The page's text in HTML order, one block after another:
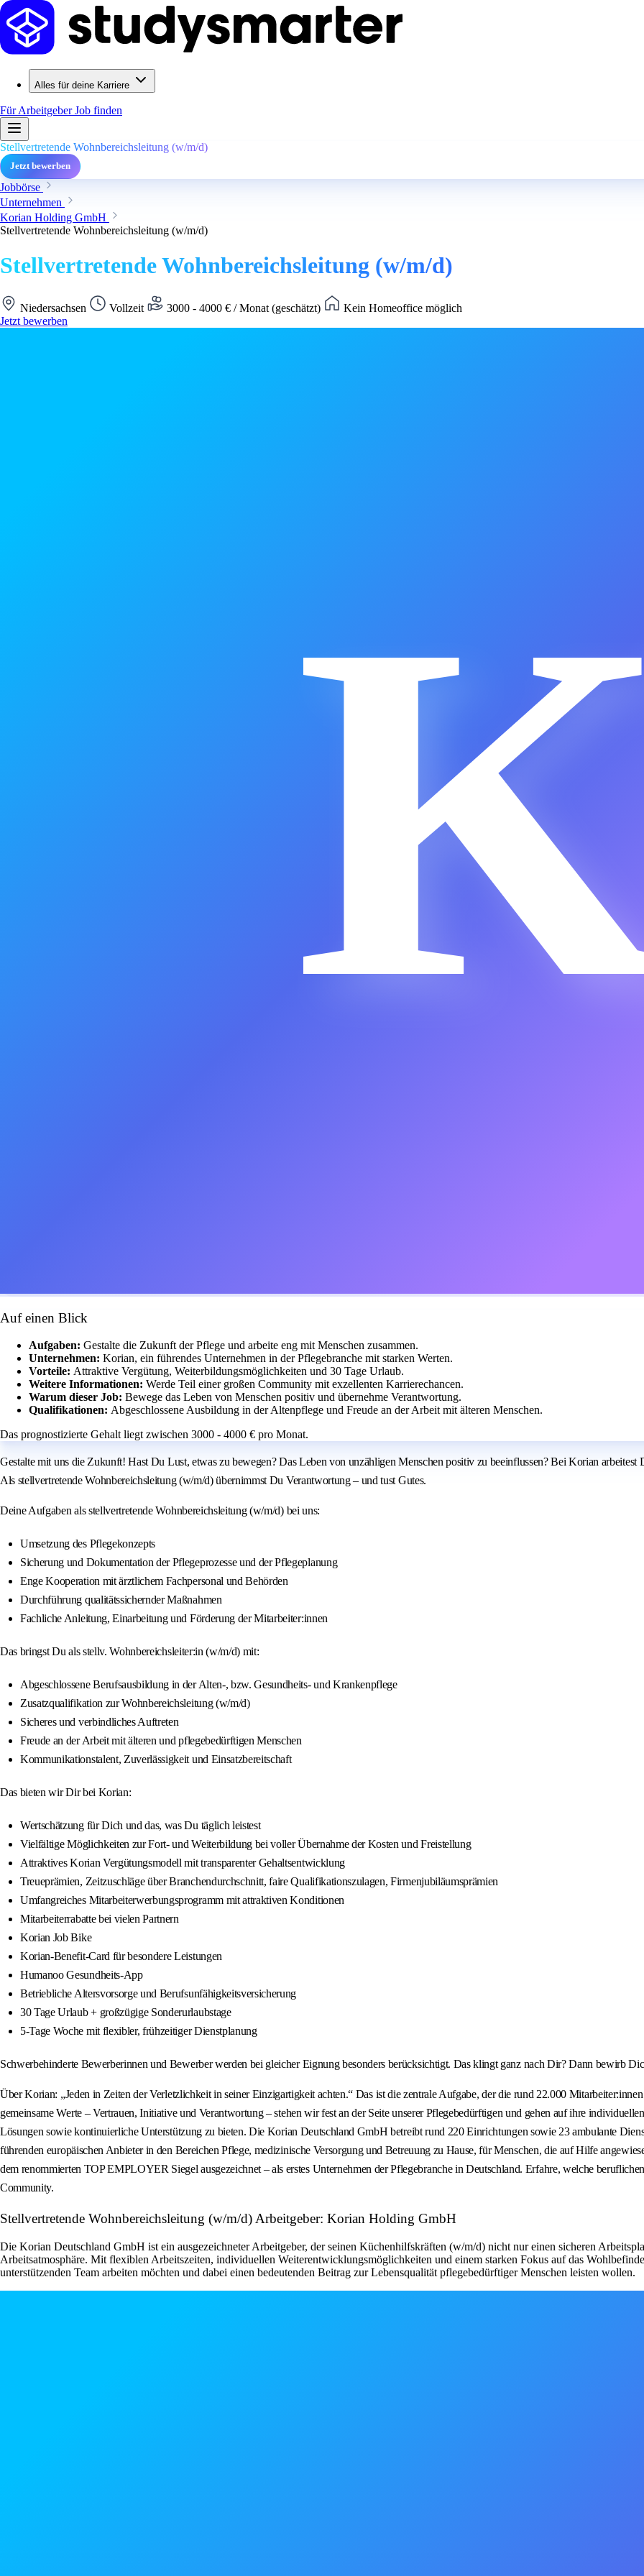
Alles für deine Karriere
Für ArbeitgeberJob finden
Stellvertretende Wohnbereichsleitung (w/m/d)
Jetzt bewerben
Jobbörse
Unternehmen
Korian Holding GmbH
Stellvertretende Wohnbereichsleitung (w/m/d)
Stellvertretende Wohnbereichsleitung (w/m/d)
Niedersachsen Vollzeit 3000 - 4000 € / Monat (geschätzt)
Kein Homeoffice möglich
Jetzt bewerben
Auf einen Blick
Aufgaben: Gestalte die Zukunft der Pflege und arbeite eng mit Menschen zusammen.
Unternehmen: Korian, ein führendes Unternehmen in der Pflegebranche mit starken Werten.
Vorteile: Attraktive Vergütung, Weiterbildungsmöglichkeiten und 30 Tage Urlaub.
Weitere Informationen: Werde Teil einer großen Community mit exzellenten Karrierechancen.
Warum dieser Job: Bewege das Leben von Menschen positiv und übernehme Verantwortung.
Qualifikationen: Abgeschlossene Ausbildung in der Altenpflege und Freude an der Arbeit mit älteren Menschen.
Das prognostizierte Gehalt liegt zwischen 3000 - 4000 € pro Monat.
Gestalte mit uns die Zukunft! Hast Du Lust, etwas zu bewegen? Das Leben von unzähligen Menschen positiv zu beeinflussen? Bei Korian
Als stellvertretende Wohnbereichsleitung (w/m/d) übernimmst Du Verantwortung – und tust Gutes.
Deine Aufgaben als stellvertretende Wohnbereichsleitung (w/m/d) bei uns:
Umsetzung des Pflegekonzepts
Sicherung und Dokumentation der Pflegeprozesse und der Pflegeplanung
Enge Kooperation mit ärztlichem Fachpersonal und Behörden
Durchführung qualitätssichernder Maßnahmen
Fachliche Anleitung, Einarbeitung und Förderung der Mitarbeiter:innen
Das bringst Du als stellv. Wohnbereichsleiter:in (w/m/d) mit:
Abgeschlossene Berufsausbildung in der Alten-, bzw. Gesundheits- und Krankenpflege
Zusatzqualifikation zur Wohnbereichsleitung (w/m/d)
Sicheres und verbindliches Auftreten
Freude an der Arbeit mit älteren und pflegebedürftigen Menschen
Kommunikationstalent, Zuverlässigkeit und Einsatzbereitschaft
Das bieten wir Dir bei Korian:
Wertschätzung für Dich und das, was Du täglich leistest
Vielfältige Möglichkeiten zur Fort- und Weiterbildung bei voller Übernahme der Kosten und Freistellung
Attraktives Korian Vergütungsmodell mit transparenter Gehaltsentwicklung
Treueprämien, Zeitzuschläge über Branchendurchschnitt, faire Qualifikationszulagen, Firmenjubiläumsprämien
Umfangreiches Mitarbeiterwerbungsprogramm mit attraktiven Konditionen
Mitarbeiterrabatte bei vielen Partnern
Korian Job Bike
Korian-Benefit-Card für besondere Leistungen
Humanoo Gesundheits-App
Betriebliche Altersvorsorge und Berufsunfähigkeitsversicherung
30 Tage Urlaub + großzügige Sonderurlaubstage
5-Tage Woche mit flexibler, frühzeitiger Dienstplanung
Schwerbehinderte Bewerberinnen und Bewerber werden bei gleicher Eignung besonders berücksichtigt. Das klingt ganz nach Dir? Dann bewirb
Über Korian: „Jeden in Zeiten der Verletzlichkeit in seiner Einzigartigkeit achten.“ Das ist die zentrale Aufgabe, der die rund 22.000
gemeinsame Werte – Vertrauen, Initiative und Verantwortung – stehen wir fest an der Seite unserer Pflegebedürftigen und gehen auf ihre
Lösungen sowie kontinuierliche Unterstützung zu bieten. Die Korian Deutschland GmbH betreibt rund 220 Einrichtungen sowie 23 ambulante
führenden europäischen Anbieter in den Bereichen Pflege, medizinische Versorgung und Betreuung zu Hause, für Menschen, die auf Hilfe
dem renommierten TOP EMPLOYER Siegel ausgezeichnet – als erstes Unternehmen der Pflegebranche in Deutschland. Erfahre, welche
Community.
Stellvertretende Wohnbereichsleitung (w/m/d) Arbeitgeber: Korian Holding GmbH
Die Korian Deutschland GmbH ist ein ausgezeichneter Arbeitgeber, der seinen Küchenhilfskräften (w/m/d) nicht nur einen sicheren
Arbeitsatmosphäre. Mit flexiblen Arbeitszeiten, individuellen Weiterentwicklungsmöglichkeiten und einem starken Fokus auf das
unterstützenden Team arbeiten möchten und dabei einen bedeutenden Beitrag zur Lebensqualität pflegebedürftiger Menschen leisten wollen.